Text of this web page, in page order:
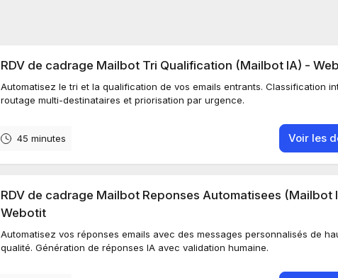
RDV de cadrage Mailbot Tri Qualification (Mailbot IA) -
Automatisez le tri et la qualification de vos emails entrants. Classification
routage multi-destinataires et priorisation par urgence.
45 minutes Voir les
RDV de cadrage Mailbot Reponses Automatisees (Mailbot
Webotit
Automatisez vos réponses emails avec des messages personnalisés de
qualité. Génération de réponses IA avec validation humaine.